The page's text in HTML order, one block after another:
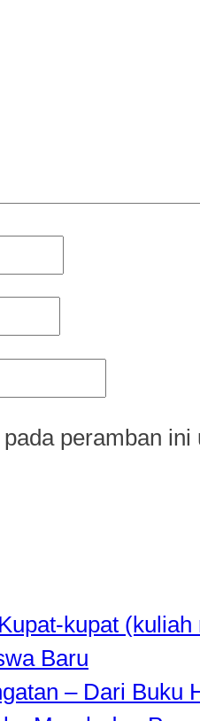
peramban
kupat
Baru
– Dari Buku